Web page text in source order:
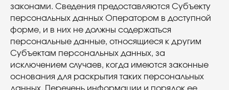
законами. Сведения предоставляются Субъекту
персональных данных Оператором в доступной
форме, и в них не должны содержаться
персональные данные, относящиеся к другим
Субъектам персональных данных, за
исключением случаев, когда имеются законные
основания для раскрытия таких персональных